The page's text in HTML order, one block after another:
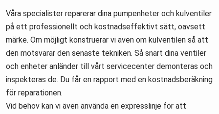
Våra specialister reparerar dina pumpenheter och kulventiler
på ett professionellt och kostnadseffektivt sätt, oavsett
märke. Om möjligt konstruerar vi även om kulventilen så att
den motsvarar den senaste tekniken. Så snart dina ventiler
och enheter anländer till vårt servicecenter demonteras och
inspekteras de. Du får en rapport med en kostnadsberäkning
för reparationen.
Vid behov kan vi även använda en expresslinje för att